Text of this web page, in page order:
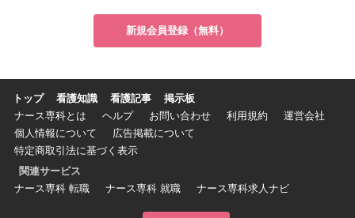
新規会員登録（無料）
トップ 看護知識 看護記事
掲示板
ナース専科とは
ヘルプ お問い合わせ 利用規約
運営会社
個人情報について
広告掲載について
特定商取引法に基づく表示
関連サービス
ナース専科 転職
ナース専科 就職 ナース専科求人ナビ